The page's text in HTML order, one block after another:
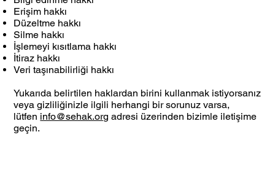
Erişim hakkı
Düzeltme hakkı
Silme hakkı
İşlemeyi kısıtlama hakkı
İtiraz hakkı
Veri taşınabilirliği hakkı
Yukarıda belirtilen haklardan birini kullanmak istiyorsanız
veya gizliliğinizle ilgili herhangi bir sorunuz varsa,
lütfen info@sehak.org adresi üzerinden bizimle iletişime
geçin.